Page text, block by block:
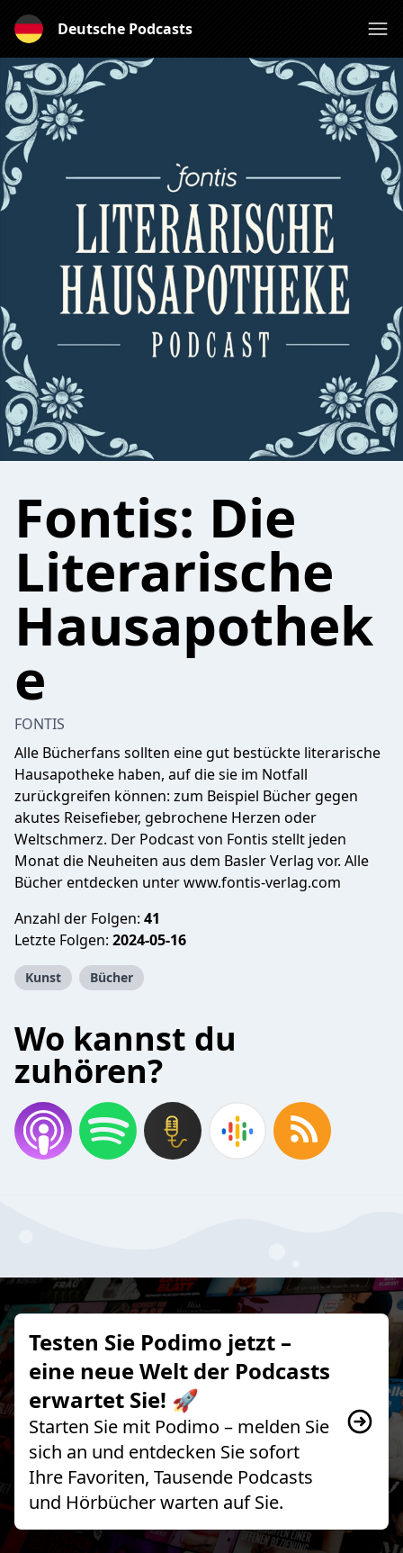
Deutsche Podcasts
Fontis: Die
Literarische
Hausapothek
e
FONTIS
Alle Bücherfans sollten eine gut bestückte literarische
Hausapotheke haben, auf die sie im Notfall
zurückgreifen können: zum Beispiel Bücher gegen
akutes Reisefieber, gebrochene Herzen oder
Weltschmerz. Der Podcast von Fontis stellt jeden
Monat die Neuheiten aus dem Basler Verlag vor. Alle
Bücher entdecken unter www.fontis-verlag.com
Anzahl der Folgen: 41
Letzte Folgen: 2024-05-16
Kunst Bücher
Wo kannst du
zuhören?
Testen Sie Podimo jetzt –
eine neue Welt der Podcasts
erwartet Sie! 🚀
Starten Sie mit Podimo – melden Sie
sich an und entdecken Sie sofort
Ihre Favoriten, Tausende Podcasts
und Hörbücher warten auf Sie.